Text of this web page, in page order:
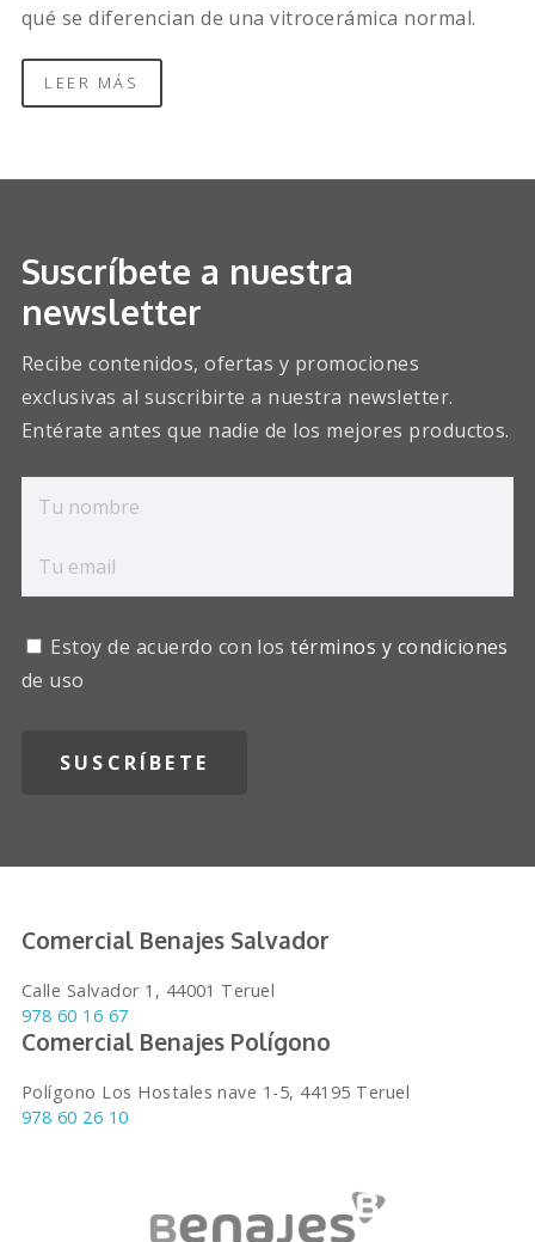
qué se diferencian de una vitrocerámica normal.
LEER MÁS
Suscríbete a nuestra
newsletter
Recibe contenidos, ofertas y promociones
exclusivas al suscribirte a nuestra newsletter.
Entérate antes que nadie de los mejores productos.
Estoy de acuerdo con lostérminos y condiciones
de uso
Comercial Benajes Salvador
Calle Salvador 1, 44001 Teruel
978 60 16 67
Comercial Benajes Polígono
Polígono Los Hostales nave 1-5, 44195 Teruel
978 60 26 10